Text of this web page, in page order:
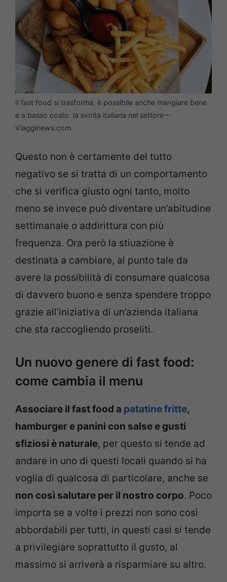
Il fast food si trasforma, è possibile anche mangiare bene
e a basso costo. la svolta italiana nel settore –
Viagginews.com
Questo non è certamente del tutto
negativo se si tratta di un comportamento
che si verifica giusto ogni tanto, molto
meno se invece può diventare un’abitudine
settimanale o addirittura con più
frequenza. Ora però la stiuazione è
destinata a cambiare, al punto tale da
avere la possibilità di consumare qualcosa
di davvero buono e senza spendere troppo
grazie all’iniziativa di un’azienda italiana
che sta raccogliendo proseliti.
Un nuovo genere di fast food:
come cambia il menu
Associare il fast food a patatine fritte,
hamburger e panini con salse e gusti
sfiziosi è naturale, per questo si tende ad
andare in uno di questi locali quando si ha
voglia di qualcosa di particolare, anche se
non così salutare per il nostro corpo. Poco
importa se a volte i prezzi non sono così
abbordabili per tutti, in questi casi si tende
a privilegiare soprattutto il gusto, al
massimo si arriverà a risparmiare su altro.